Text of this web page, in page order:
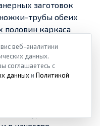
заготовок
ножки-трубы обеих
половин каркаса
Для большей
связываются
саморезов
изготовленной
(красная стрелка).
веб-аналитики
данных.
соглашаетесь с
данных и Политикой